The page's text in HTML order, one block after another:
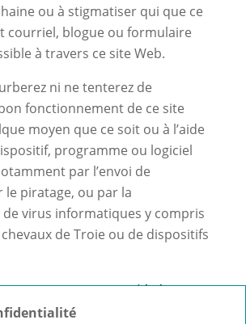
ou à stigmatiser qui que ce
courriel, blogue ou formulaire
à travers ce site Web.
ni ne tenterez de
fonctionnement de ce site
moyen que ce soit ou à l’aide
programme ou logiciel
par l’envoi de
le piratage, ou par la
virus informatiques y compris
de Troie ou de dispositifs
et autre propriété